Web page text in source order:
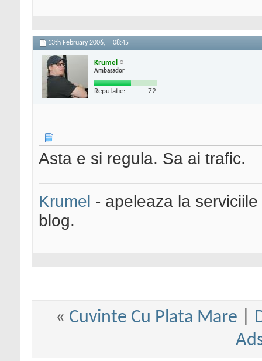
13th February 2006, 08:45
Krumel
Ambasador
Reputatie: 72
Asta e si regula. Sa ai trafic.
Krumel - apeleaza la
blog.
« Cuvinte Cu Plata Mare